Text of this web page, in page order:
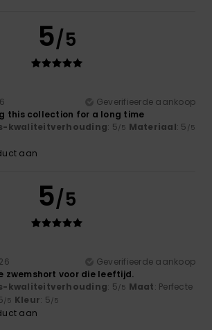
5/5
Geverifieerde aankoop
this collection for a long time
kwaliteitverhouding: 5/5 Materiaal: 5 /5
aan
5/5
Geverifieerde aankoop
zwemshort voor die leeftijd.
kwaliteitverhouding: 5/5 Maat: Perfecte
/5 Kleur: 5/5
aan